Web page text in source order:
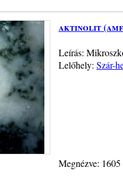
aktinolit
Leírás:
Lelőhely: Szár-
Megnézve: